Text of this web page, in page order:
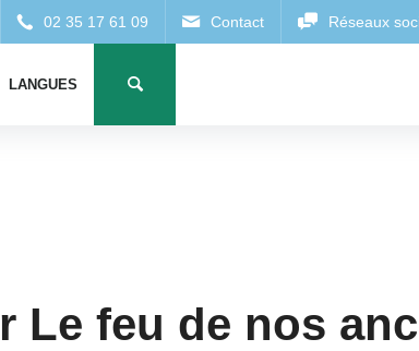
LANGUES
Le feu de nos